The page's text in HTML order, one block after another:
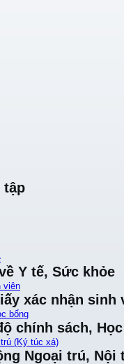
tập
Y tế, Sức khỏe
viên
xác nhận sinh
bổng
chính sách,
(Ký túc xá)
Ngoại trú, Nội